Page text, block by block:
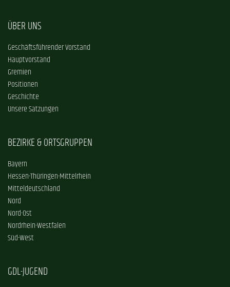
ÜBER UNS
Geschäftsführender Vorstand
Hauptvorstand
Gremien
Positionen
Geschichte
Unsere Satzungen
BEZIRKE & ORTSGRUPPEN
Bayern
Hessen-Thüringen-Mittelrhein
Mitteldeutschland
Nord
Nord-Ost
Nordrhein-Westfalen
Süd-West
GDL-JUGEND